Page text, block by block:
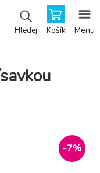
Hledej Košík Menu
-7%